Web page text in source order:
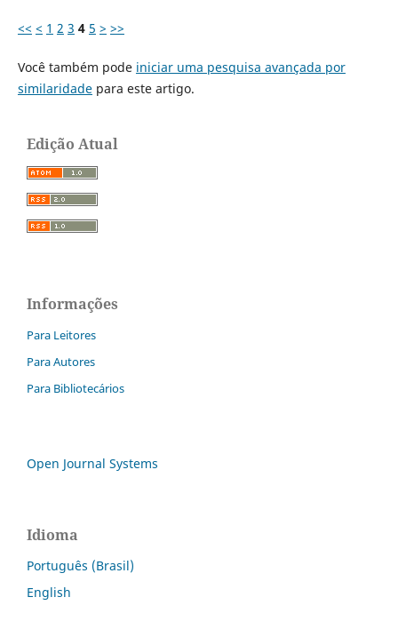
<< < 1 2 3 4 5 > >>
Você também pode iniciar uma pesquisa avançada por
similaridadepara este artigo.
Edição Atual
Informações
Para Leitores
Para Autores
Para Bibliotecários
Open Journal Systems
Idioma
Português (Brasil)
English